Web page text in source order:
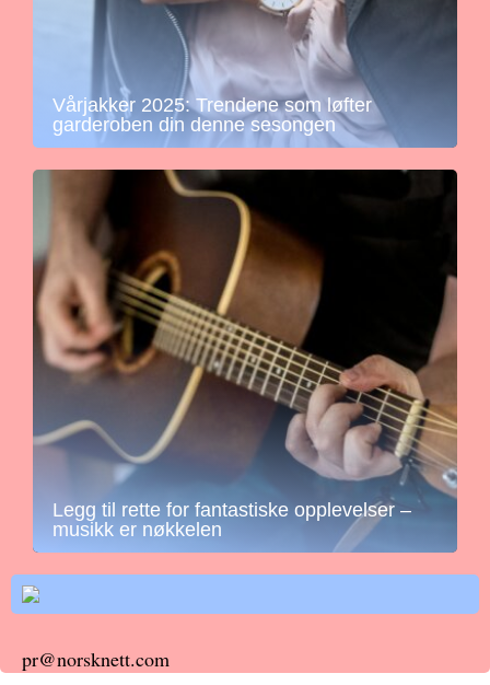
Vårjakker 2025: Trendene som løfter
garderoben din denne sesongen
Legg til rette for fantastiske opplevelser –
musikk er nøkkelen
pr@norsknett.com